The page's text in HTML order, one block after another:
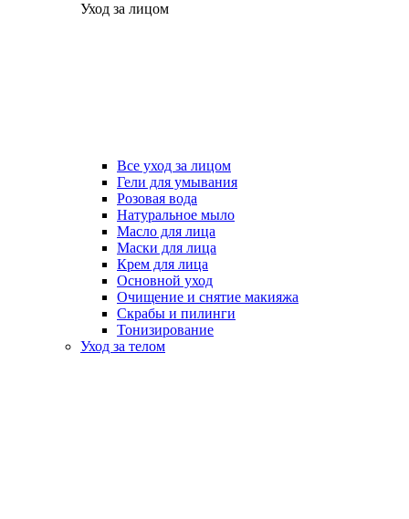
Уход за лицом
Все уход за лицом
Гели для умывания
Розовая вода
Натуральное мыло
Масло для лица
Маски для лица
Крем для лица
Основной уход
Очищение и снятие макияжа
Скрабы и пилинги
Тонизирование
Уход за телом